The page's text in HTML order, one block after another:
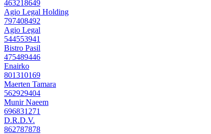
463218649
Agio Legal Holding
797408492
Agio Legal
544553941
Bistro Pasil
475489446
Enairko
801310169
Maerten Tamara
562929404
Munir Naeem
696831271
D.R.D.V.
862787878